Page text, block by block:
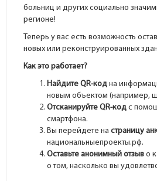
больниц и других социально
регионе!
Теперь у вас есть возможность
новых или реконструированных
Как это работает?
Найдите QR-код на
новым объектом (например,
Отсканируйте QR-код с
смартфона.
Вы перейдете настраницу
национальныепроекты.рф.
Оставьте анонимный отзыв о
о том, насколько вы